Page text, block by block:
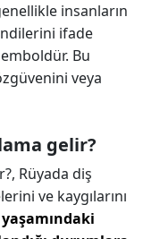
insanların
ifade
Bu
veya
gelir?
Rüyada diş
ve kaygılarını